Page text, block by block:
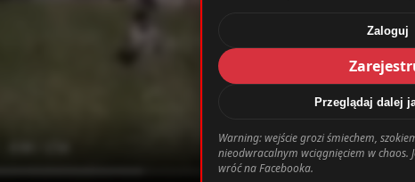
wwwroot/darkmemes.pl/templates_c/
/www/
Zaloguj
Przeglądaj dalej
Warning: wejście grozi śmiechem,
nieodwracalnym wciągnięciem w chaos.
wróć na Facebooka.